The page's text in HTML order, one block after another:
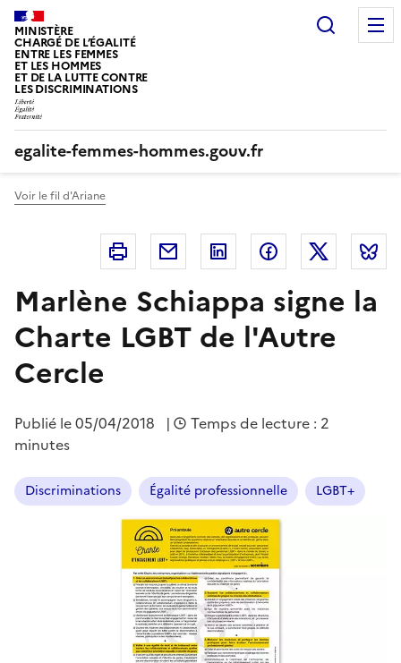
Panneau de gestion des cookies
MINISTÈRE
CHARGÉ DE L’ÉGALITÉ
ENTRE LES FEMMES
ET LES HOMMES
ET DE LA LUTTE CONTRE
LES DISCRIMINATIONS
egalite-femmes-hommes.gouv.fr
Voir le fil d'Ariane
Imprimer Courriel Linkedin FacebookTwitter
Marlène Schiappa signe la
Charte LGBT de l'Autre
Cercle
Publié le05/04/2018 |
Temps de lecture : 2
minutes
Discriminations Égalité professionnelle LGBT+